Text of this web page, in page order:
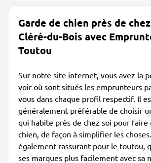
Garde de chien près de
Cléré-du-Bois avec
Toutou
Sur notre site internet, vous avez la
voir où sont situés les emprunteurs
vous dans chaque profil respectif. Il
généralement préférable de choisir
qui habite près de chez soi pour faire
chien, de façon à simplifier les
également rassurant pour le toutou,
ses marques plus facilement avec sa